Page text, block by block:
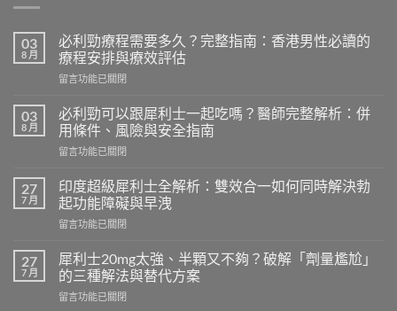
03
8 月
必利勁療程需要多久？完整指南：香港男性必讀的
療程安排與療效評估
在
利
勁
療
程
要
多
久？
完
指
南：
港
留言功能已關閉
03
8 月
必利勁可以跟犀利士一起吃嗎？醫師完整解析：併
用條件、風險與安全指南
在
利
勁
可
以
犀
利
士
一
留言功能已關閉
27
7 月
印度超級犀利士全解析：雙效合一如何同時解決勃
起功能障礙與早洩
在
度
超
級
犀
留言功能已關閉
27
7 月
犀利士20mg太強、半顆又不夠？破解「劑量尷尬」
的三種解法與替代方案
在
留言功能已關閉